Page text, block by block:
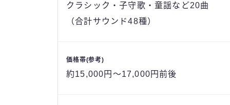
クラシック・子守歌・童謡など20曲
（合計サウンド48種）
価格帯(参考)
約15,000円～17,000円前後